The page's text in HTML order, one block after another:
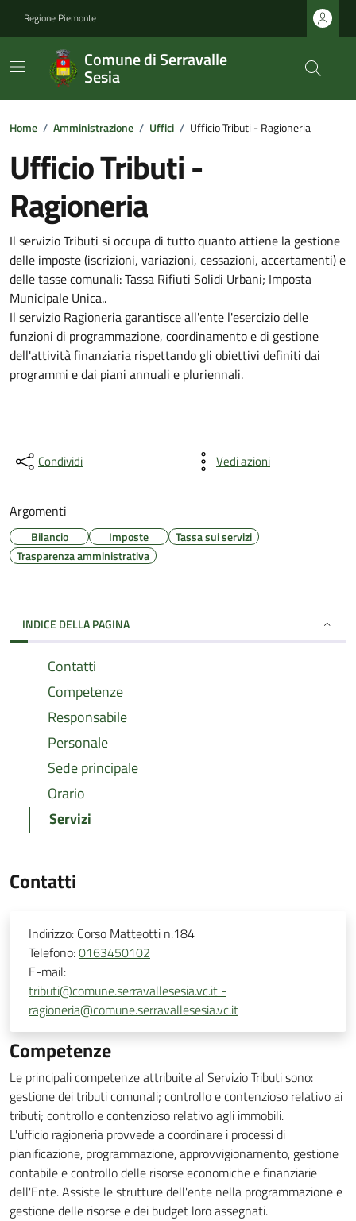
Regione Piemonte
Comune di Serravalle
Sesia
Home / Amministrazione / Uffici / Ufficio Tributi - Ragioneria
Ufficio Tributi -
Ragioneria
Il servizio Tributi si occupa di tutto quanto attiene la gestione
delle imposte (iscrizioni, variazioni, cessazioni, accertamenti) e
delle tasse comunali: Tassa Rifiuti Solidi Urbani; Imposta
Municipale Unica..
Il servizio Ragioneria garantisce all'ente l'esercizio delle
funzioni di programmazione, coordinamento e di gestione
dell'attività finanziaria rispettando gli obiettivi definiti dai
programmi e dai piani annuali e pluriennali.
Condividi Vedi azioni
Argomenti
Bilancio Imposte
Tassa sui servizi
Trasparenza amministrativa
INDICE DELLA PAGINA
Contatti
Competenze
Responsabile
Personale
Sede principale
Orario
Servizi
Contatti
Indirizzo: Corso Matteotti n.184
Telefono:0163450102
E-mail:
tributi@comune.serravallesesia.vc.it -
ragioneria@comune.serravallesesia.vc.it
Competenze
Le principali competenze attribuite al Servizio Tributi sono:
gestione dei tributi comunali; controllo e contenzioso relativo ai
tributi; controllo e contenzioso relativo agli immobili.
L'ufficio ragioneria provvede a coordinare i processi di
pianificazione, programmazione, approvvigionamento, gestione
contabile e controllo delle risorse economiche e finanziarie
dell'Ente. Assiste le strutture dell'ente nella programmazione e
gestione delle risorse e dei budget loro assegnati.